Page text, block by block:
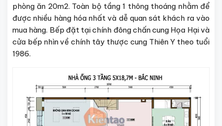
phòng ăn 20m2. Toàn bộ tầng 1 thông thoáng nhằm để
được nhiều hàng hóa nhất và dễ quan sát khách ra vào
mua hàng. Bếp đặt tại chính đông chấn cung Họa Hại và
cửa bếp nhìn về chính tây thược cung Thiên Y theo tuổi
1986.